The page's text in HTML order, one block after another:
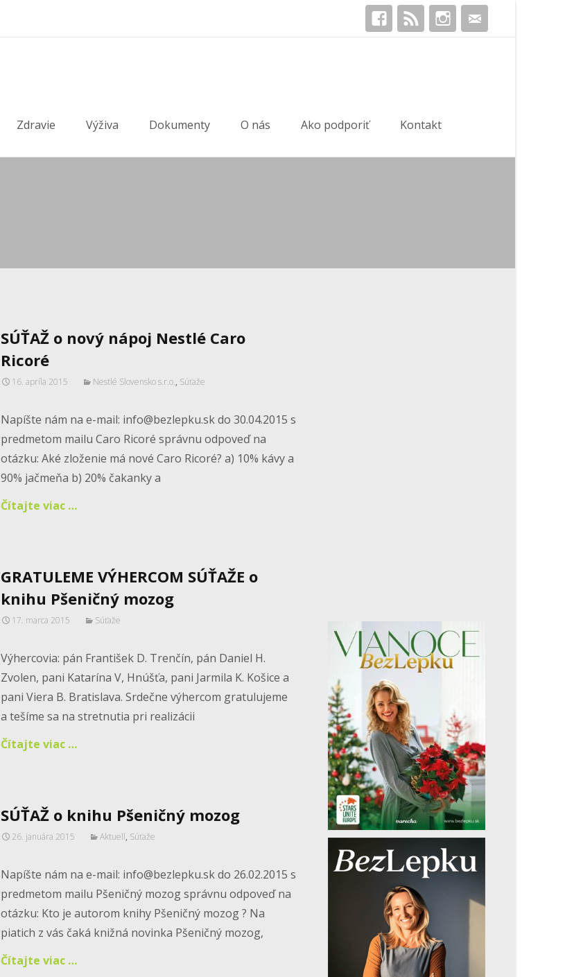
Zdravie Výživa Dokumenty O nás Ako podporiť Kontakt
SÚŤAŽ o nový nápoj Nestlé Caro
Ricoré
16. apríla 2015 Nestlé Slovensko s.r.o., Súťaže
Napíšte nám na e-mail: info@bezlepku.sk do 30.04.2015 s
predmetom mailu Caro Ricoré správnu odpoveď na
otázku: Aké zloženie má nové Caro Ricoré? a) 10% kávy a
90% jačmeňa b) 20% čakanky a
Čítajte viac …
GRATULEME VÝHERCOM SÚŤAŽE o
knihu Pšeničný mozog
17. marca 2015 Súťaže
Výhercovia: pán František D. Trenčín, pán Daniel H.
Zvolen, pani Katarína V, Hnúšťa, pani Jarmila K. Košice a
pani Viera B. Bratislava. Srdečne výhercom gratulujeme
a tešíme sa na stretnutia pri realizácii
Čítajte viac …
SÚŤAŽ o knihu Pšeničný mozog
26. januára 2015 Aktuell, Súťaže
Napíšte nám na e-mail: info@bezlepku.sk do 26.02.2015 s
predmetom mailu Pšeničný mozog správnu odpoveď na
otázku: Kto je autorom knihy Pšeničný mozog ? Na
piatich z vás čaká knižná novinka Pšeničný mozog,
Čítajte viac …